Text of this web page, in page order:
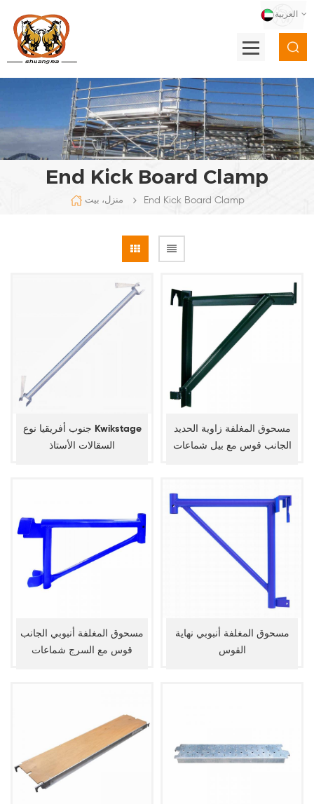
العربية
End Kick Board Clamp
منزل، بيت End Kick Board Clamp
جنوب أفريقيا نوع Kwikstage
السقالات الأستاذ
مسحوق المغلفة زاوية الحديد
الجانب قوس مع بيل شماعات
مسحوق المغلفة أنبوبي الجانب
قوس مع السرج شماعات
مسحوق المغلفة أنبوبي نهاية
القوس